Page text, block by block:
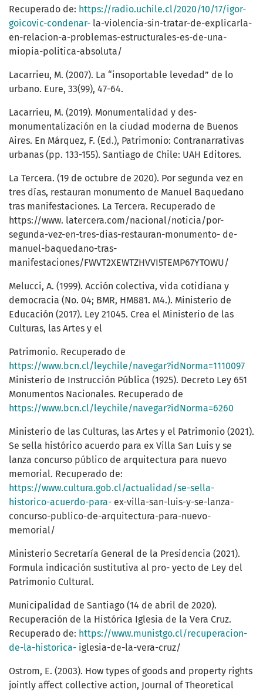
Recuperado de: https://radio.uchile.cl/2020/10/17/igor-
goicovic-condenar- la-violencia-sin-tratar-de-explicarla-
en-relacion-a-problemas-estructurales-es-de-una-
miopia-politica-absoluta/
Lacarrieu, M. (2007). La “insoportable levedad” de lo
urbano. Eure, 33(99), 47-64.
Lacarrieu, M. (2019). Monumentalidad y des-
monumentalización en la ciudad moderna de Buenos
Aires. En Márquez, F. (Ed.), Patrimonio: Contranarrativas
urbanas (pp. 133-155). Santiago de Chile: UAH Editores.
La Tercera. (19 de octubre de 2020). Por segunda vez en
tres días, restauran monumento de Manuel Baquedano
tras manifestaciones. La Tercera. Recuperado de
https://www. latercera.com/nacional/noticia/por-
segunda-vez-en-tres-dias-restauran-monumento- de-
manuel-baquedano-tras-
manifestaciones/FWVT2XEWTZHVVI5TEMP67YTOWU/
Melucci, A. (1999). Acción colectiva, vida cotidiana y
democracia (No. 04; BMR, HM881. M4.). Ministerio de
Educación (2017). Ley 21045. Crea el Ministerio de las
Culturas, las Artes y el
Patrimonio. Recuperado de
https://www.bcn.cl/leychile/navegar?idNorma=1110097
Ministerio de Instrucción Pública (1925). Decreto Ley 651
Monumentos Nacionales. Recuperado de
https://www.bcn.cl/leychile/navegar?idNorma=6260
Ministerio de las Culturas, las Artes y el Patrimonio (2021).
Se sella histórico acuerdo para ex Villa San Luis y se
lanza concurso público de arquitectura para nuevo
memorial. Recuperado de:
https://www.cultura.gob.cl/actualidad/se-sella-
historico-acuerdo-para- ex-villa-san-luis-y-se-lanza-
concurso-publico-de-arquitectura-para-nuevo-
memorial/
Ministerio Secretaría General de la Presidencia (2021).
Formula indicación sustitutiva al pro- yecto de Ley del
Patrimonio Cultural.
Municipalidad de Santiago (14 de abril de 2020).
Recuperación de la Histórica Iglesia de la Vera Cruz.
Recuperado de: https://www.munistgo.cl/recuperacion-
de-la-historica- iglesia-de-la-vera-cruz/
Ostrom, E. (2003). How types of goods and property rights
jointly affect collective action, Journal of Theoretical